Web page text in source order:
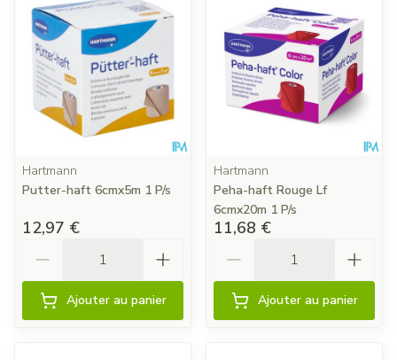
Hartmann
Putter-haft 6cmx5m 1 P/s
12,97 €
Ajouter au panier
Hartmann
Peha-haft Rouge Lf
6cmx20m 1 P/s
11,68 €
Ajouter au panier